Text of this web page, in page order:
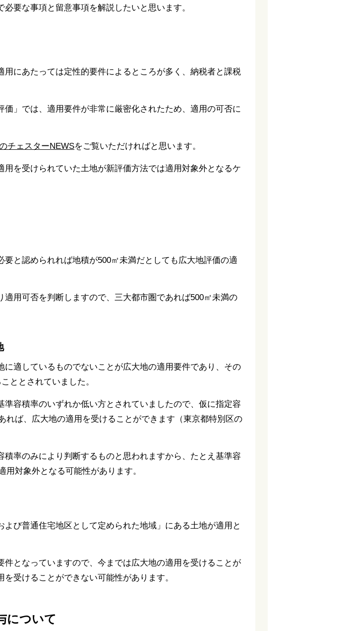
要な事項と留意事項を解説したいと思います。
にあたっては定性的要件によるところが多く、納税者と課税
」では、適用要件が非常に厳密化されたため、適用の可否に
チェスターNEWSをご覧いただければと思います。
を受けられていた土地が新評価方法では適用対象外となるケ
と認められれば地積が500㎡未満だとしても広大地評価の適
用可否を判断しますので、三大都市圏であれば500㎡未満の
適しているものでないことが広大地の適用要件であり、その
ととされていました。
容積率のいずれか低い方とされていましたので、仮に指定容
れば、広大地の適用を受けることができます（東京都特別区の
率のみにより判断するものと思われますから、たとえ基準容
対象外となる可能性があります。
び普通住宅地区として定められた地域」にある土地が適用と
となっていますので、今までは広大地の適用を受けることが
受けることができない可能性があります。
について